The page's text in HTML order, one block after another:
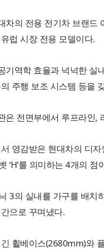
차의 전용 전기차 브랜드
럽 시장 전용 모델이다.
역학 효율과 넉넉한 실
주행 보조 시스템 등을
은 전면부에서 루프라인,
영감받은 현대차의 디
‘H’를 의미하는 4개의
3의 실내를 가구를 배치
으로 꾸며냈다.
휠베이스(2680mm)와